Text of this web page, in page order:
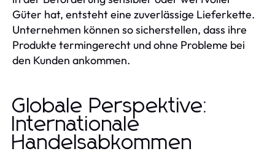
Güter hat, entsteht eine zuverlässige Lieferkette.
Unternehmen können so sicherstellen, dass ihre
Produkte termingerecht und ohne Probleme bei
den Kunden ankommen.
Globale Perspektive:
Internationale
Handelsabkommen